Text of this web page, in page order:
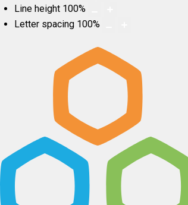
Line height 100%
Letter spacing 100%